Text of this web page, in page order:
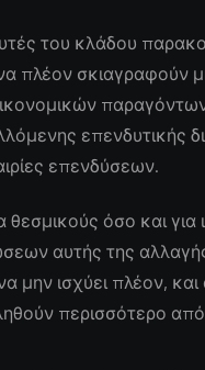
του κλάδου
πλέον σκιαγραφούν
επενδυτικής
επενδύσεων.
θεσμικούς όσο και
αυτής της αλλαγής
μην ισχύει πλέον,
περισσότερο από